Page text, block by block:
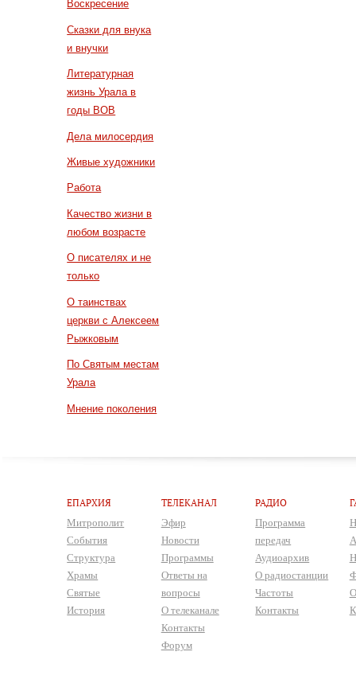
Воскресение
Сказки для внука
и внучки
Литературная
жизнь Урала в
годы ВОВ
Дела милосердия
Живые художники
Работа
Качество жизни в
любом возрасте
О писателях и не
только
О таинствах
церкви с Алексеем
Рыжковым
По Святым местам
Урала
Мнение поколения
ЕПАРХИЯ
Митрополит
События
Структура
Храмы
Святые
История
ТЕЛЕКАНАЛ
Эфир
Новости
Программы
Ответы на
вопросы
О телеканале
Контакты
Форум
РАДИО
Программа
передач
Аудиоархив
О радиостанции
Частоты
Контакты